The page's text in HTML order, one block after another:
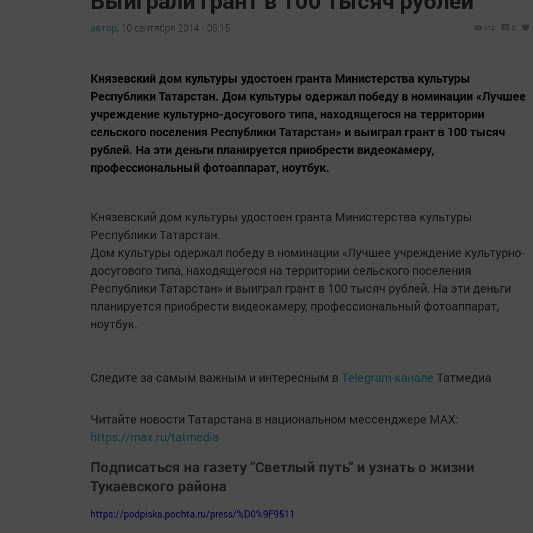
автор, 10 сентября 2014 - 05:15 612 0
Князевский дом культуры удостоен гранта Министерства культуры
Республики Татарстан. Дом культуры одержал победу в номинации «Лучшее
учреждение культурно-досугового типа, находящегося на территории
сельского поселения Республики Татарстан» и выиграл грант в 100 тысяч
рублей. На эти деньги планируется приобрести видеокамеру,
профессиональный фотоаппарат, ноутбук.
Князевский дом культуры удостоен гранта Министерства культуры
Республики Татарстан.
Дом культуры одержал победу в номинации «Лучшее учреждение культурно-
досугового типа, находящегося на территории сельского поселения
Республики Татарстан» и выиграл грант в 100 тысяч рублей. На эти деньги
планируется приобрести видеокамеру, профессиональный фотоаппарат,
ноутбук.
Следите за самым важным и интересным в Telegram-канале Татмедиа
Читайте новости Татарстана в национальном мессенджере MАХ:
https://max.ru/tatmedia
Подписаться на газету "Светлый путь" и узнать о жизни
Тукаевского района
https://podpiska.pochta.ru/press/%D0%9F9511